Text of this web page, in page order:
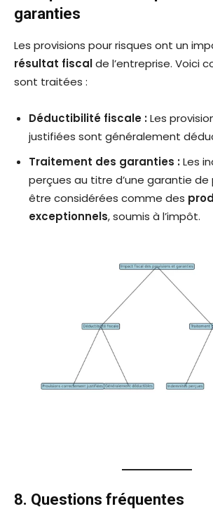
garanties
Les provisions pour risques ont un
résultat fiscalde l’entreprise. Voici
sont traitées :
Déductibilité fiscale :Les
justifiées sont généralement
Traitement des garanties :Les
perçues au titre d’une garantie
être considérées comme des
exceptionnels, soumis à l’impôt.
8. Questions fréquentes